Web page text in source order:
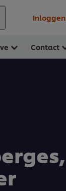
Inloggen
Contact